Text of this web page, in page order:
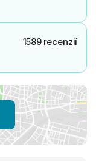
1589 recenzií